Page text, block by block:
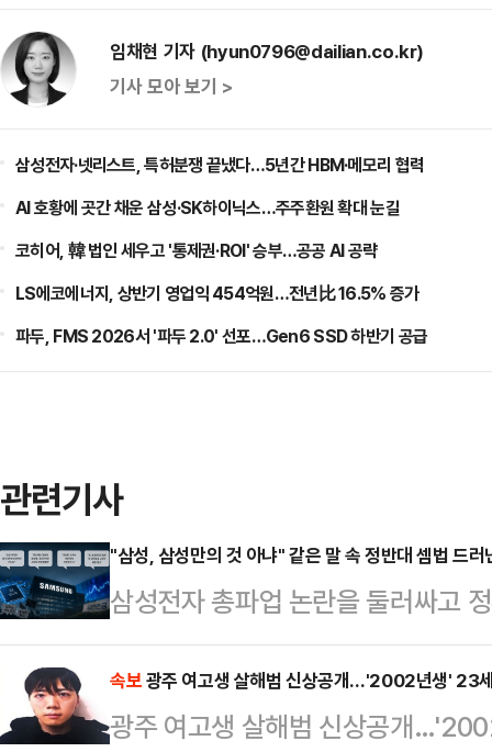
임채현 기자 (hyun0796@dailian.co.kr)
기사 모아 보기 >
삼성전자·넷리스트, 특허분쟁 끝냈다…5년간 HBM·메모리 협력
AI 호황에 곳간 채운 삼성·SK하이닉스…주주환원 확대 눈길
코히어, 韓 법인 세우고 '통제권·ROI' 승부…공공 AI 공략
LS에코에너지, 상반기 영업익 454억원…전년比 16.5% 증가
파두, FMS 2026서 '파두 2.0' 선포…Gen6 SSD 하반기 공급
관련기사
"삼성, 삼성만의 것 아냐" 같은 말 속 정반대 셈법 드러
삼성전자 총파업 논란을 둘러싸고
고 있다. 흥미로운 점은 정부 인사
부만의 문제가 아니다"라는 인식을
고 있다는 점이다.한쪽에서는 "국
속보광주 여고생 살해범 신상공개…'2002년생' 23
광주 여고생 살해범 신상공개